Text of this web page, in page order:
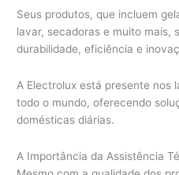
Seus produtos, que incluem
lavar, secadoras e muito mais,
durabilidade, eficiência e
A Electrolux está presente nos
todo o mundo, oferecendo
domésticas diárias.
A Importância da Assistência